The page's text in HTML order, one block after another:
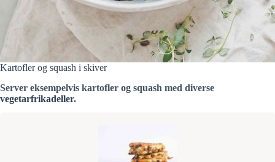
Kartofler og squash i skiver
Server eksempelvis kartofler og squash med diverse
vegetarfrikadeller.